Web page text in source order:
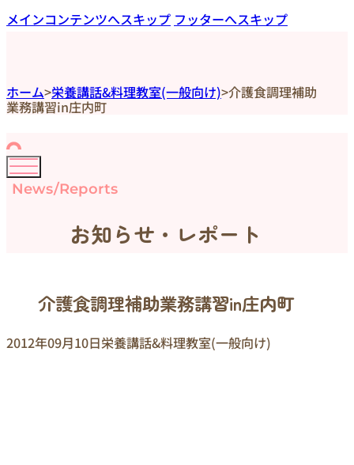
メインコンテンツへスキップ フッターへスキップ
ホーム>栄養講話&料理教室(一般向け)>介護食調理補助
業務講習in庄内町
News/Reports
お知らせ・レポート
介護食調理補助業務講習in庄内町
2012年09月10日栄養講話&料理教室(一般向け)